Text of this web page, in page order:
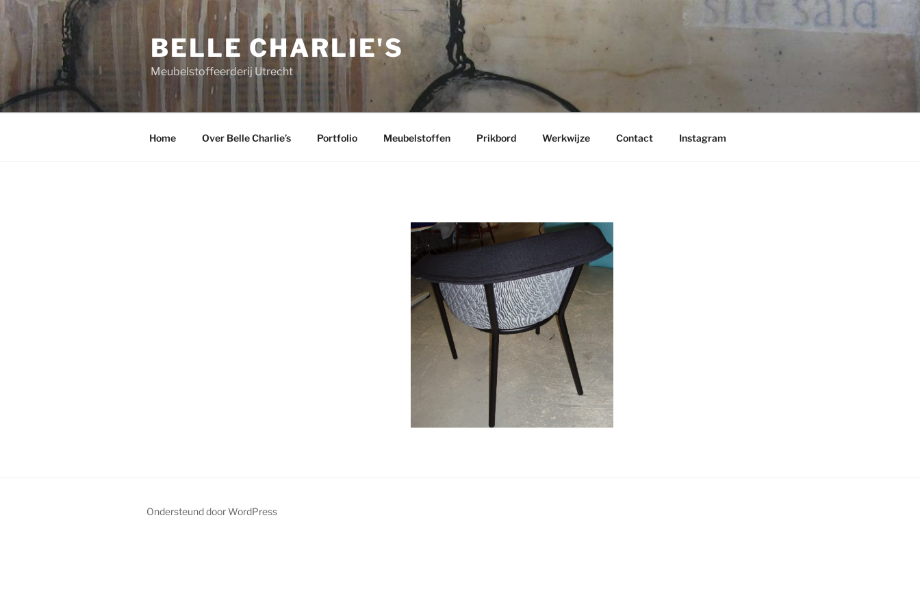
naar
inhoud
BELLE CHARLIE'S
Meubelstoffeerderij Utrecht
Home Over Belle Charlie’s Portfolio Meubelstoffen Prikbord Werkwijze Contact Instagram
Ondersteund door WordPress